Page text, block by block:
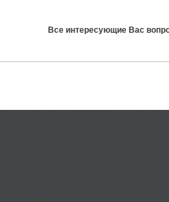
Все интересующие Вас